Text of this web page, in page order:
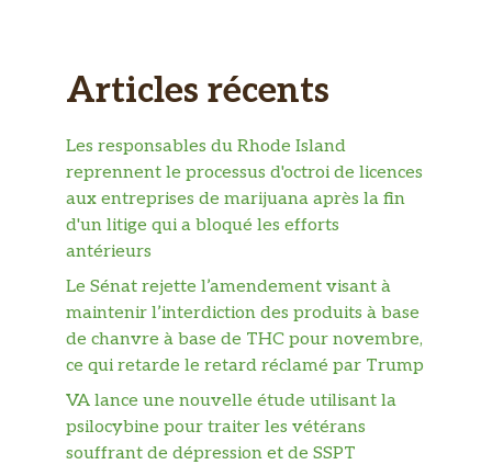
Articles récents
Les responsables du Rhode Island
reprennent le processus d'octroi de licences
aux entreprises de marijuana après la fin
d'un litige qui a bloqué les efforts
antérieurs
Le Sénat rejette l’amendement visant à
maintenir l’interdiction des produits à base
de chanvre à base de THC pour novembre,
ce qui retarde le retard réclamé par Trump
VA lance une nouvelle étude utilisant la
psilocybine pour traiter les vétérans
souffrant de dépression et de SSPT